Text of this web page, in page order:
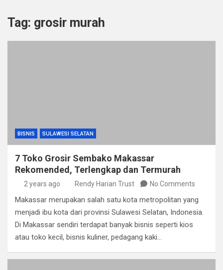
Tag: grosir murah
BISNIS SULAWESI SELATAN
7 Toko Grosir Sembako Makassar
Rekomended, Terlengkap dan Termurah
2 years ago Rendy Harian Trust No Comments
Makassar merupakan salah satu kota metropolitan yang
menjadi ibu kota dari provinsi Sulawesi Selatan, Indonesia.
Di Makassar sendiri terdapat banyak bisnis seperti kios
atau toko kecil, bisnis kuliner, pedagang kaki…